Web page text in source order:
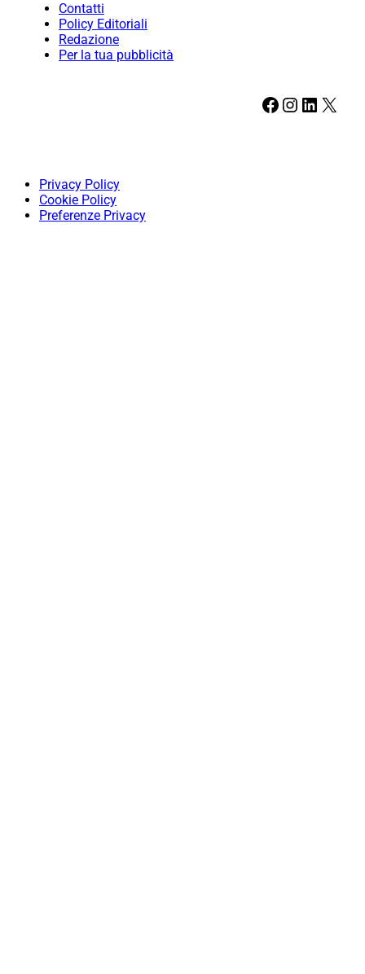
Contatti
Policy Editoriali
Redazione
Per la tua pubblicità
Facebook Instagram LinkedIn X
Privacy Policy
Cookie Policy
Preferenze Privacy